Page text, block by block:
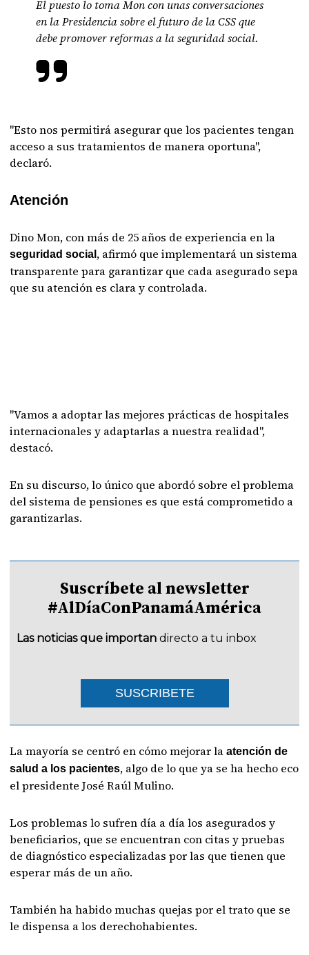
El puesto lo toma Mon con unas conversaciones
en la Presidencia sobre el futuro de la CSS que
debe promover reformas a la seguridad social.
"Esto nos permitirá asegurar que los pacientes tengan
acceso a sus tratamientos de manera oportuna",
declaró.
Atención
Dino Mon, con más de 25 años de experiencia en la
seguridad social , afirmó que implementará un sistema
transparente para garantizar que cada asegurado sepa
que su atención es clara y controlada.
"Vamos a adoptar las mejores prácticas de hospitales
internacionales y adaptarlas a nuestra realidad",
destacó.
En su discurso, lo único que abordó sobre el problema
del sistema de pensiones es que está comprometido a
garantizarlas.
Suscríbete al newsletter
#AlDíaConPanamáAmérica
Las noticias que importan directo a tu inbox
SUSCRIBETE
La mayoría se centró en cómo mejorar laatención de
salud a los pacientes, algo de lo que ya se ha hecho eco
el presidente José Raúl Mulino.
Los problemas lo sufren día a día los asegurados y
beneficiarios, que se encuentran con citas y pruebas
de diagnóstico especializadas por las que tienen que
esperar más de un año.
También ha habido muchas quejas por el trato que se
le dispensa a los derechohabientes.